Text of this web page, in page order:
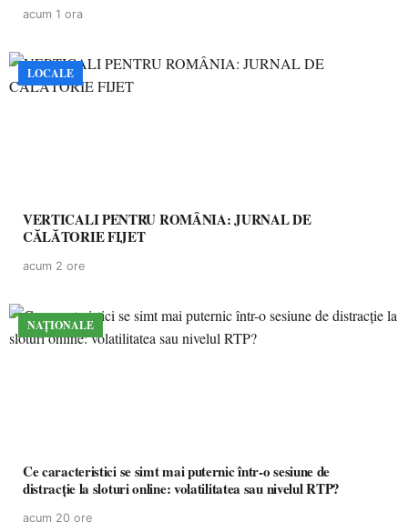
acum 1 ora
LOCALE
VERTICALI PENTRU ROMÂNIA: JURNAL DE
CĂLĂTORIE FIJET
acum 2 ore
NAȚIONALE
Ce caracteristici se simt mai puternic într-o sesiune de
distracție la sloturi online: volatilitatea sau nivelul RTP?
acum 20 ore